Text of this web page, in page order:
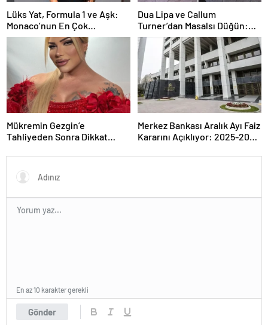
Lüks Yat, Formula 1 ve Aşk:
Monaco’nun En Çok
Konuşulan Çifti
Dua Lipa ve Callum
Turner’dan Masalsı Düğün:
Maliyeti Dudak Uçuklattı
Mükremin Gezgin’e
Tahliyeden Sonra Dikkat
Merkez Bankası Aralık Ayı Faiz
Kararını Açıklıyor: 2025-2026
Gönder
En az 10 karakter gerekli